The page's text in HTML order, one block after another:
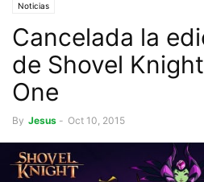
Noticias
Cancelada la
de Shovel
One
By Jesus - Oct 10, 2015